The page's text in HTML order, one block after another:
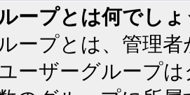
ープとは何でし
ープとは、管理
ーザーグループ